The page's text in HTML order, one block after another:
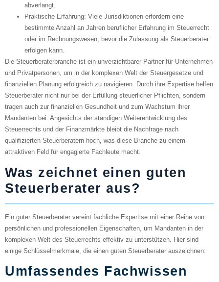
abverlangt.
Praktische Erfahrung: Viele Jurisdiktionen erfordern eine
bestimmte Anzahl an Jahren beruflicher Erfahrung im Steuerrecht
oder im Rechnungswesen, bevor die Zulassung als Steuerberater
erfolgen kann.
Die Steuerberaterbranche ist ein unverzichtbarer Partner für Unternehmen
und Privatpersonen, um in der komplexen Welt der Steuergesetze und
finanziellen Planung erfolgreich zu navigieren. Durch ihre Expertise helfen
Steuerberater nicht nur bei der Erfüllung steuerlicher Pflichten, sondern
tragen auch zur finanziellen Gesundheit und zum Wachstum ihrer
Mandanten bei. Angesichts der ständigen Weiterentwicklung des
Steuerrechts und der Finanzmärkte bleibt die Nachfrage nach
qualifizierten Steuerberatern hoch, was diese Branche zu einem
attraktiven Feld für engagierte Fachleute macht.
Was zeichnet einen guten
Steuerberater aus?
Ein guter Steuerberater vereint fachliche Expertise mit einer Reihe von
persönlichen und professionellen Eigenschaften, um Mandanten in der
komplexen Welt des Steuerrechts effektiv zu unterstützen. Hier sind
einige Schlüsselmerkmale, die einen guten Steuerberater auszeichnen:
Umfassendes Fachwissen